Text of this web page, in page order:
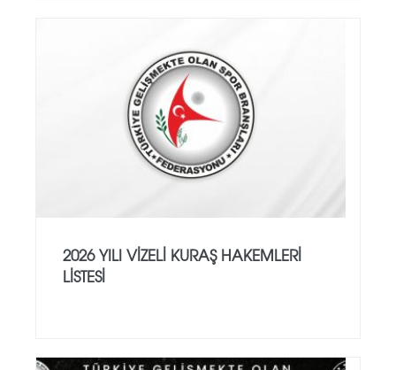
2026 YILI VİZELİ KURAŞ HAKEMLERİ
LİSTESİ